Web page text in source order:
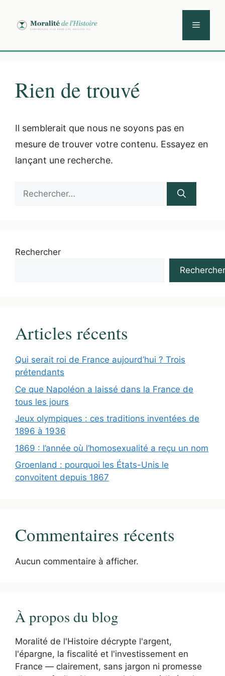
contenu
Menu
Rien de trouvé
Il semblerait que nous ne soyons pas en
mesure de trouver votre contenu. Essayez en
lançant une recherche.
Rechercher :
Rechercher
Rechercher
Articles récents
Qui serait roi de France aujourd’hui ? Trois
prétendants
Ce que Napoléon a laissé dans la France de
tous les jours
Jeux olympiques : ces traditions inventées de
1896 à 1936
1869 : l’année où l’homosexualité a reçu un nom
Groenland : pourquoi les États-Unis le
convoitent depuis 1867
Commentaires récents
Aucun commentaire à afficher.
À propos du blog
Moralité de l'Histoire décrypte l'argent,
l'épargne, la fiscalité et l'investissement en
France — clairement, sans jargon ni promesse